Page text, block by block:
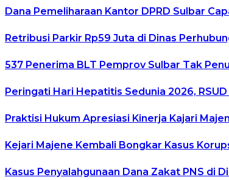
Dana Pemeliharaan Kantor DPRD Sulbar
Retribusi Parkir Rp59 Juta di Dinas
537 Penerima BLT Pemprov Sulbar Tak
Peringati Hari Hepatitis Sedunia 2026,
Praktisi Hukum Apresiasi Kinerja Kajari
Kejari Majene Kembali Bongkar Kasus
Kasus Penyalahgunaan Dana Zakat PNS di